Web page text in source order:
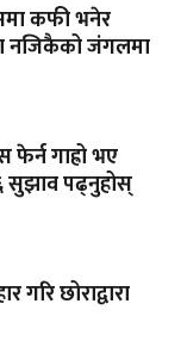
कफी भनेर
नजिकैको जंगलमा
गाह्रो भए
सुझाव पढ्नुहोस्
गरि छोराद्वारा